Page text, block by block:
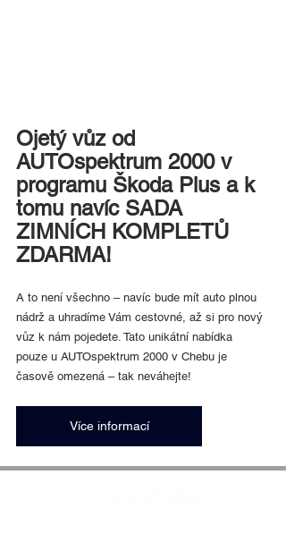
Ojetý vůz od
AUTOspektrum 2000 v
programu Škoda Plus a k
tomu navíc SADA
ZIMNÍCH KOMPLETŮ
ZDARMA!
A to není všechno – navíc bude mít auto plnou
nádrž a uhradíme Vám cestovné, až si pro nový
vůz k nám pojedete. Tato unikátní nabídka
pouze u AUTOspektrum 2000 v Chebu je
časově omezená – tak neváhejte!
Více informací